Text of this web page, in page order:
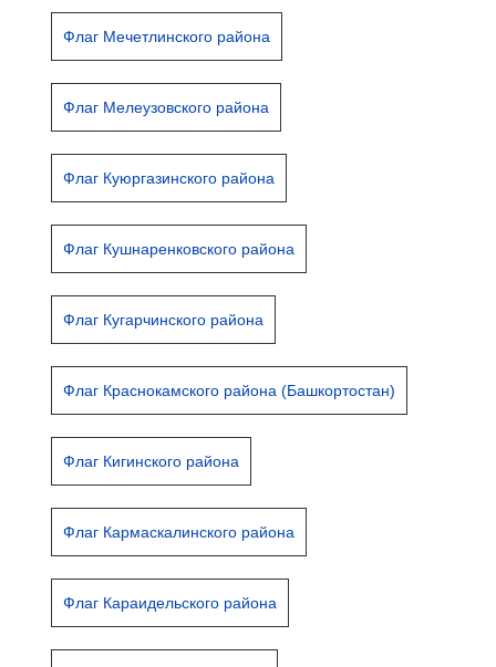
Флаг Мечетлинского района
Флаг Мелеузовского района
Флаг Куюргазинского района
Флаг Кушнаренковского района
Флаг Кугарчинского района
Флаг Краснокамского района (Башкортостан)
Флаг Кигинского района
Флаг Кармаскалинского района
Флаг Караидельского района